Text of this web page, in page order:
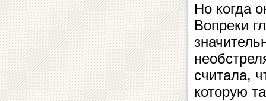
Но когда
Вопреки
считала,
которую